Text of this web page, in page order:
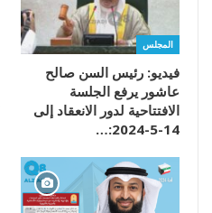
المجلس
فيديو: رئيس السن صالح
عاشور يرفع الجلسة
الافتتاحية لدور الانعقاد إلى
14-5-2024:…